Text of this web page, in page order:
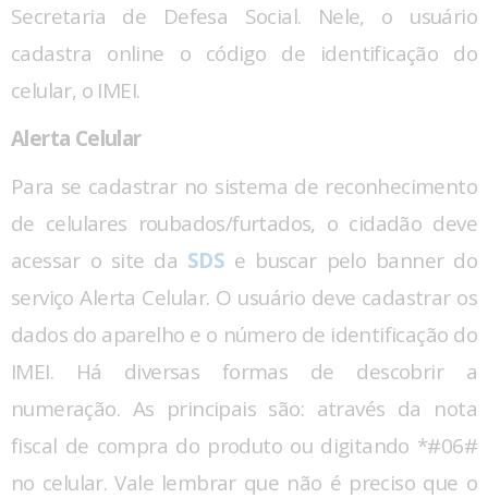
Secretaria de Defesa Social. Nele, o usuário
cadastra online o código de identificação do
celular, o IMEI.
Alerta Celular
Para se cadastrar no sistema de reconhecimento
de celulares roubados/furtados, o cidadão deve
acessar o site da SDS e buscar pelo banner do
serviço Alerta Celular. O usuário deve cadastrar os
dados do aparelho e o número de identificação do
IMEI. Há diversas formas de descobrir a
numeração. As principais são: através da nota
fiscal de compra do produto ou digitando *#06#
no celular. Vale lembrar que não é preciso que o